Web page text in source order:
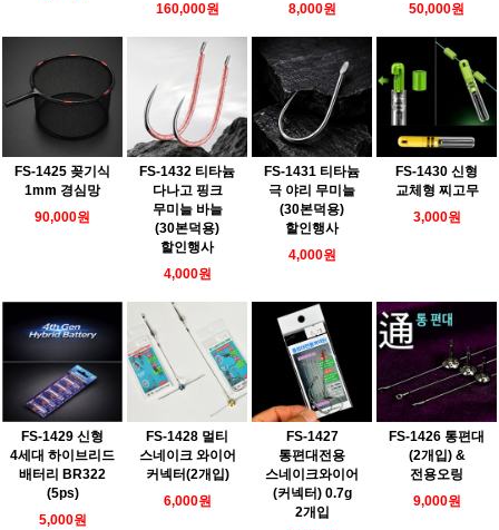
160,000원
8,000원
50,000원
FS-1425 꽂기식
1mm 경심망
90,000원
FS-1432 티타늄
다나고 핑크
무미늘 바늘
(30본덕용)
할인행사
4,000원
FS-1431 티타늄
극 야리 무미늘
(30본덕용)
할인행사
4,000원
FS-1430 신형
교체형 찌고무
3,000원
FS-1429 신형
4세대 하이브리드
배터리 BR322
(5ps)
5,000원
FS-1428 멀티
스네이크 와이어
커넥터(2개입)
6,000원
FS-1427
통편대전용
스네이크와이어
(커넥터) 0.7g
2개입
FS-1426 통편대
(2개입) &
전용오링
9,000원